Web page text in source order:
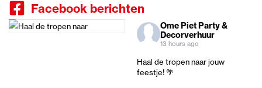
Facebook berichten
Ome Piet Party &
Decorverhuur
13 hours ago
Haal de tropen naar jouw
feestje! 🌴